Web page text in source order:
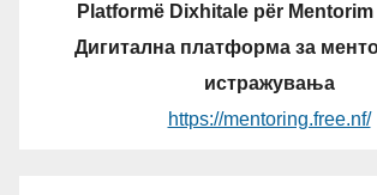
Platformë Dixhitale për
Дигитална платформа за
истражувања
https://mentoring.free.nf/